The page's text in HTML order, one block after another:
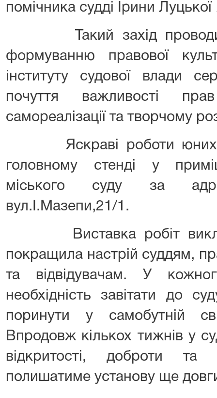
помічника судді Ірини Луцької
Такий захід
формуванню правової
інституту судової влади
почуття важливості
самореалізації та творчому
Яскраві роботи юних
головному стенді у
міського суду за
вул.І.Мазепи,21/1.
Виставка робіт
покращила настрій суддям,
та відвідувачам. У
необхідність завітати до
поринути у самобутній
Впродовж кількох тижнів у
відкритості, доброти
полишатиме установу ще